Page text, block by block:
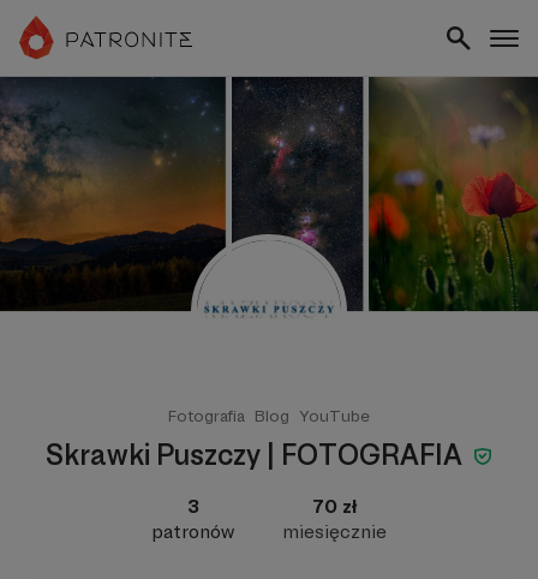
Fotografia Blog YouTube
Skrawki Puszczy | FOTOGRAFIA
3
patronów
70 zł
miesięcznie